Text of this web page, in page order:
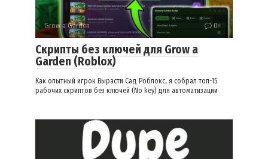
Grow a Garden 0
Скрипты без ключей для Grow a
Garden (Roblox)
Как опытный игрок Вырасти Сад Роблокс, я собрал топ-15
рабочих скриптов без ключей (No key) для автоматизации